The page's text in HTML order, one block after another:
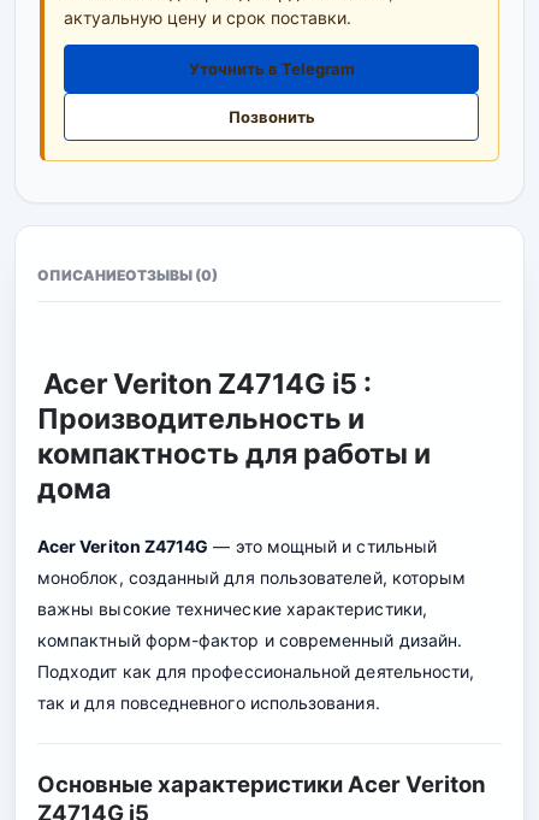
актуальную цену и срок поставки.
Уточнить в Telegram
Позвонить
ОПИСАНИЕОТЗЫВЫ (0)
Acer Veriton Z4714G i5 :
Производительность и
компактность для работы и
дома
Acer Veriton Z4714G — это мощный и стильный
моноблок, созданный для пользователей, которым
важны высокие технические характеристики,
компактный форм-фактор и современный дизайн.
Подходит как для профессиональной деятельности,
так и для повседневного использования.
Основные характеристики Acer Veriton
Z4714G i5